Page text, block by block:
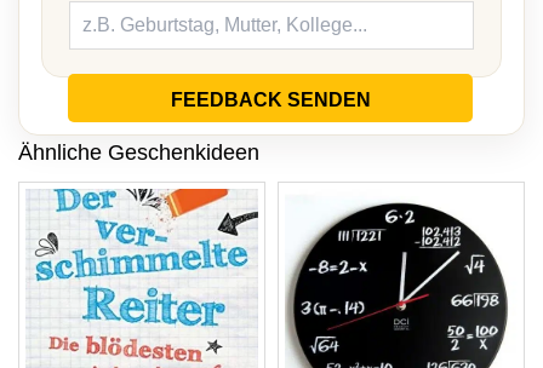
FEEDBACK SENDEN
Ähnliche Geschenkideen